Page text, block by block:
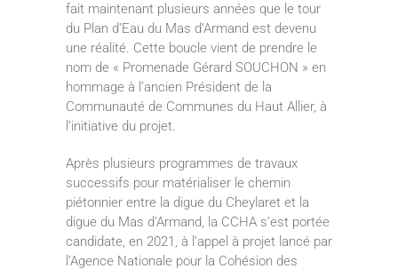
fait maintenant plusieurs années que le tour
du Plan d’Eau du Mas d’Armand est devenu
une réalité. Cette boucle vient de prendre le
nom de « Promenade Gérard SOUCHON » en
hommage à l’ancien Président de la
Communauté de Communes du Haut Allier, à
l’initiative du projet.
Après plusieurs programmes de travaux
successifs pour matérialiser le chemin
piétonnier entre la digue du Cheylaret et la
digue du Mas d’Armand, la CCHA s’est portée
candidate, en 2021, à l’appel à projet lancé par
l’Agence Nationale pour la Cohésion des